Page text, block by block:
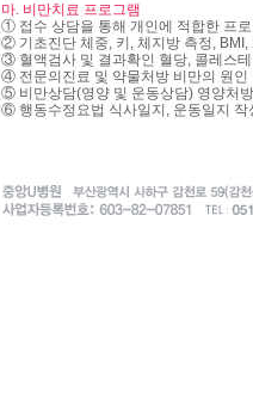
마. 비만치료 프로그램
① 접수 상담을 통해 개인에 적합한 프
② 기초진단 체중, 키, 체지방 측정,
③ 혈액검사 및 결과확인 혈당, 콜레스
④ 전문의진료 및 약물처방 비만의 원인
⑤ 비만상담(영양 및 운동상담) 영양처
⑥ 행동수정요법 식사일지, 운동일지 작